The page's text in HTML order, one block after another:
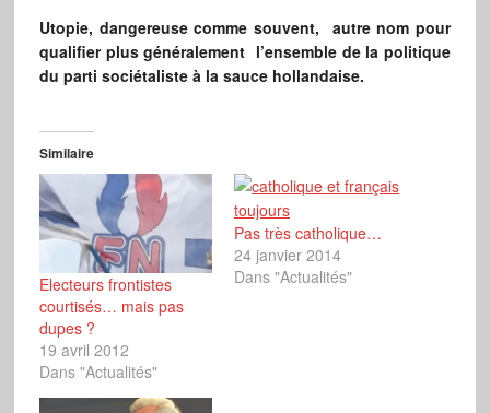
Utopie, dangereuse comme souvent, autre nom pour
qualifier plus généralement l’ensemble de la politique
du parti sociétaliste à la sauce hollandaise.
Similaire
Electeurs frontistes
courtisés… mais pas
dupes ?
19 avril 2012
Dans "Actualités"
Pas très catholique…
24 janvier 2014
Dans "Actualités"